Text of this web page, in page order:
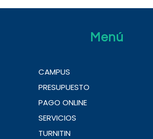
Menú
CAMPUS
PRESUPUESTO
PAGO ONLINE
SERVICIOS
TURNITIN